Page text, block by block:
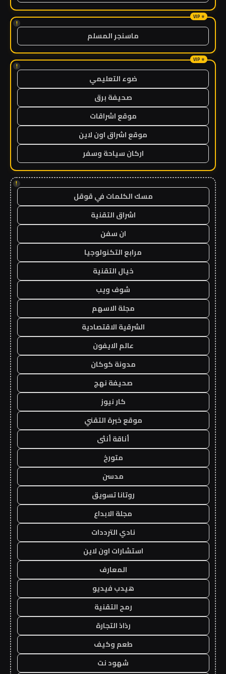
!
ماسنجر المسلم
!
ضوء التعليمي
صحيفة برق
موقع اشراقات
موقع اشراق اون لاين
اركان سياحة وسفر
!
مسك الكلمات في قوقل
اشراق التقنية
ان سفن
مرابع التكنولوجيا
خيال التقنية
شوف ويب
مجلة الاسهم
الشرقية الاقتصادية
عالم الايفون
مدونة كوكان
صحيفة نهج
كار نيوز
موقع خبرة التقني
أناقة أنثى
متورخ
مدسن
روتانا تسويق
مجلة الابداع
نادي الترددات
استشارات اون لاين
المعارف
هيدب فيديو
رمح التقنية
رذاذ التجارة
طعم وكيف
شهود نت